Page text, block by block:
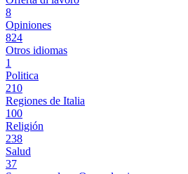
8
Opiniones
824
Otros idiomas
1
Politica
210
Regiones de Italia
100
Religión
238
Salud
37